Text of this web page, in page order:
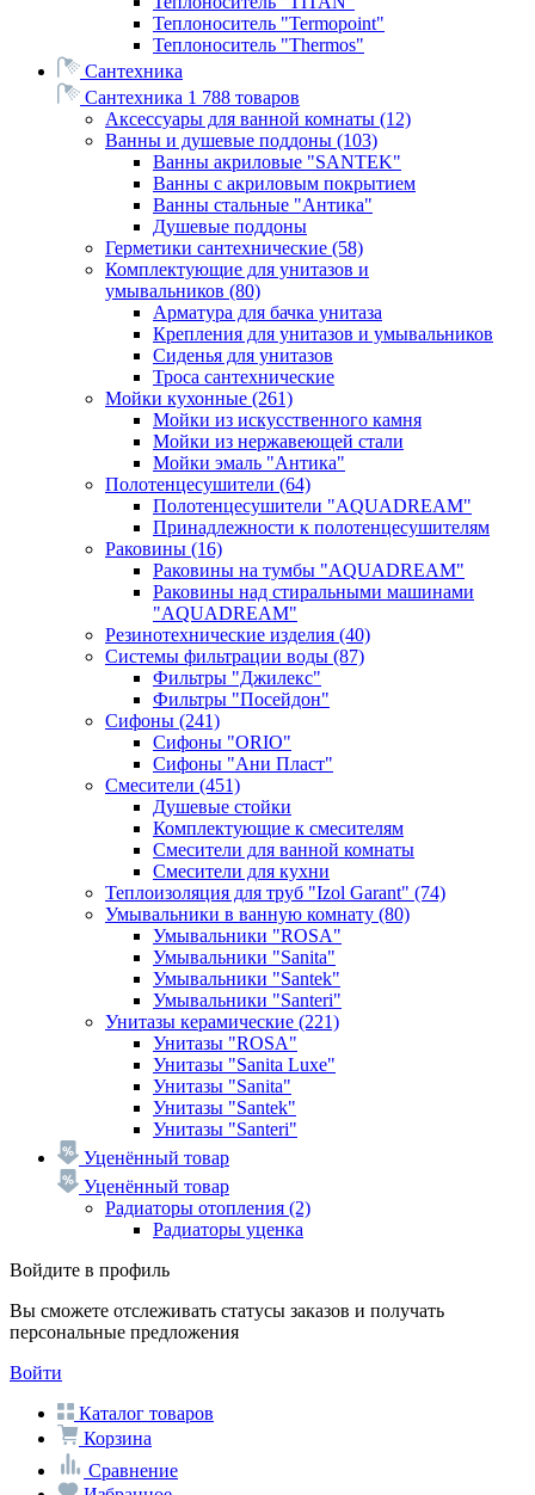
Теплоноситель "Termopoint"
Теплоноситель "Thermos"
Сантехника
Сантехника 1 788 товаров
Аксессуары для ванной комнаты (12)
Ванны и душевые поддоны (103)
Ванны акриловые "SANTEK"
Ванны с акриловым покрытием
Ванны стальные "Антика"
Душевые поддоны
Герметики сантехнические (58)
Комплектующие для унитазов и
умывальников (80)
Арматура для бачка унитаза
Крепления для унитазов и умывальников
Сиденья для унитазов
Троса сантехнические
Мойки кухонные (261)
Мойки из искусственного камня
Мойки из нержавеющей стали
Мойки эмаль "Антика"
Полотенцесушители (64)
Полотенцесушители "AQUADREAM"
Принадлежности к полотенцесушителям
Раковины (16)
Раковины на тумбы "AQUADREAM"
Раковины над стиральными машинами
"AQUADREAM"
Резинотехнические изделия (40)
Системы фильтрации воды (87)
Фильтры "Джилекс"
Фильтры "Посейдон"
Сифоны (241)
Сифоны "ORIO"
Сифоны "Ани Пласт"
Смесители (451)
Душевые стойки
Комплектующие к смесителям
Смесители для ванной комнаты
Смесители для кухни
Теплоизоляция для труб "Izol Garant" (74)
Умывальники в ванную комнату (80)
Умывальники "ROSA"
Умывальники "Sanita"
Умывальники "Santek"
Умывальники "Santeri"
Унитазы керамические (221)
Унитазы "ROSA"
Унитазы "Sanita Luxe"
Унитазы "Sanita"
Унитазы "Santek"
Унитазы "Santeri"
Уценённый товар
Уценённый товар
Радиаторы отопления (2)
Радиаторы уценка
Войдите в профиль
Вы сможете отслеживать статусы заказов и получать
персональные предложения
Войти
Каталог товаров
Корзина
Сравнение